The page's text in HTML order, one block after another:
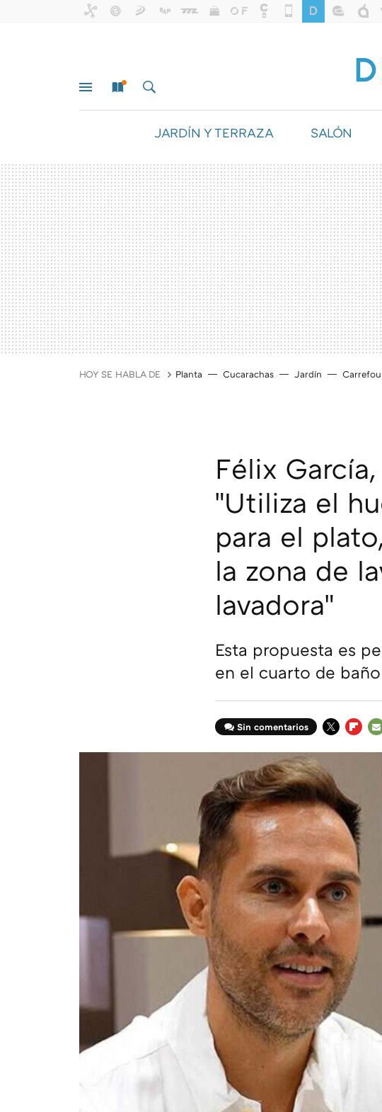
JARDÍN Y TERRAZA SALÓN
HOY SE HABLA DE Planta Cucarachas Jardín
Félix
"Utiliza el
para el
la zona de
lavadora"
Esta propuesta es
en el cuarto de baño
Sin comentarios